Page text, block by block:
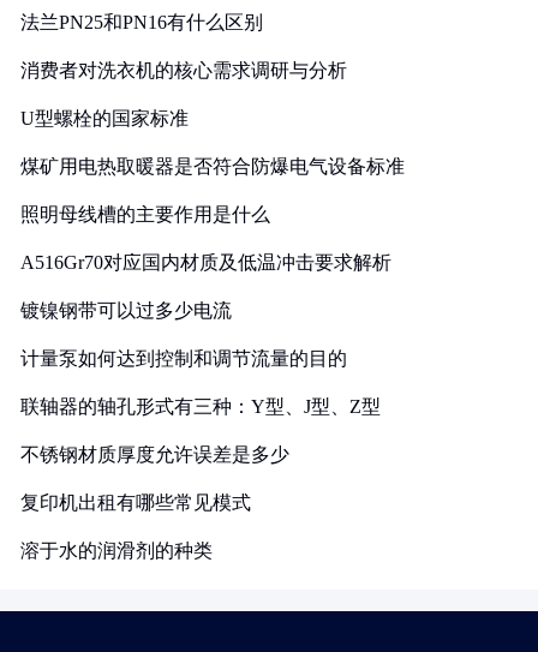
法兰PN25和PN16有什么区别
消费者对洗衣机的核心需求调研与分析
U型螺栓的国家标准
煤矿用电热取暖器是否符合防爆电气设备标准
照明母线槽的主要作用是什么
A516Gr70对应国内材质及低温冲击要求解析
镀镍钢带可以过多少电流
计量泵如何达到控制和调节流量的目的
联轴器的轴孔形式有三种：Y型、J型、Z型
不锈钢材质厚度允许误差是多少
复印机出租有哪些常见模式
溶于水的润滑剂的种类